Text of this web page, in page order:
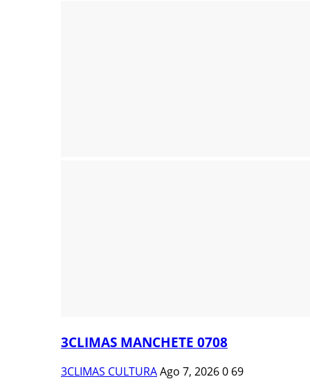
3CLIMAS MANCHETE 0708
3CLIMAS CULTURAAgo 7, 20260 69